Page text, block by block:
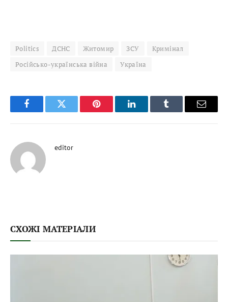
Politics ДСНС Житомир ЗСУ
Кримінал
Російсько-українська війна
Україна
FacebookTwitter Pinterest LinkedInTumblr Email
editor
СХОЖІ МАТЕРІАЛИ